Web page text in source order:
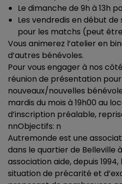
Le dimanche de 9h à 13h
Les vendredis en début
pour les matchs (peut
Vous animerez l’atelier en
d’autres bénévoles.
Pour vous engager à nos
réunion de présentation
nouveaux/nouvelles
mardis du mois à 19h00 au
d’inscription préalable,
nnObjectifs: n
Autremonde est une
dans le quartier de Belleville
association aide, depuis
situation de précarité et